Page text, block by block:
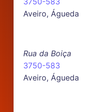
Aveiro, Águeda
Rua da Boiça
3750-583
Aveiro, Águeda